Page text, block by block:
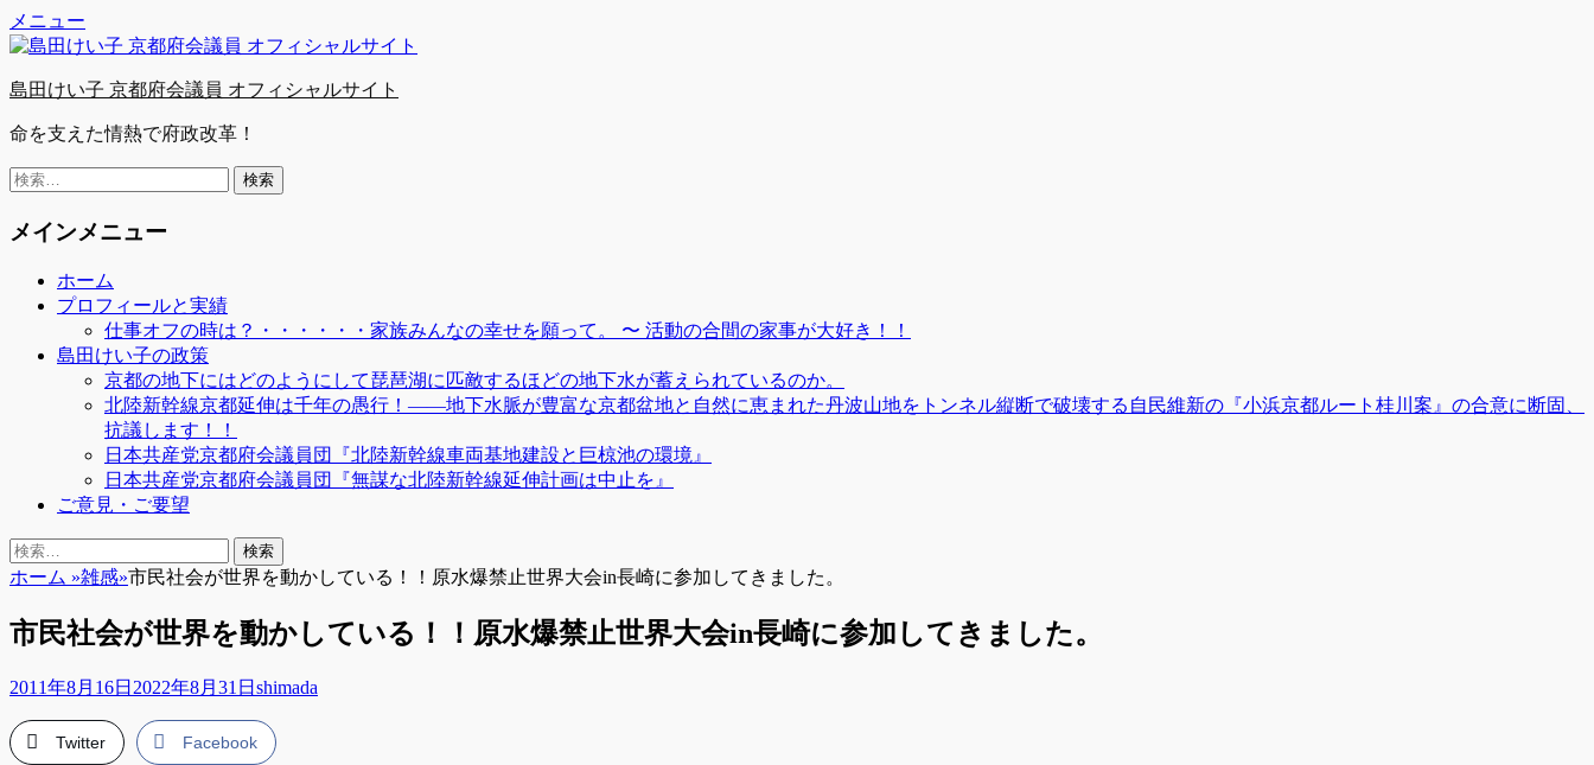
コ
ン
ン
へ
ス
キ
ッ
プ
Facebook
Twitter
YouTube
メニュー
島田けい子 京都府会議員 オフィシャルサイト
命を支えた情熱で府政改革！
検
メインメニュー
ホーム
プロフィールと実績
仕事オフの時は？・・・・・・家族みんなの幸せを願って。 〜 活動の合間の家事が大好き！！
島田けい子の政策
京都の地下にはどのようにして琵琶湖に匹敵するほどの地下水が蓄えられているのか。
北陸新幹線京都延伸は千年の愚行！――地下水脈が豊富な京都盆地と自然に恵まれた丹波山地をトンネル縦断で破壊する自民維新の『小浜京都ルート桂川案』の合意に断固、
抗議します！！
日本共産党京都府会議員団『北陸新幹線車両基地建設と巨椋池の環境』
日本共産党京都府会議員団『無謀な北陸新幹線延伸計画は中止を』
ご意見・ご要望
検
索
検
索:
ホーム »雑感»市民社会が世界を動かしている！！原水爆禁止世界大会in長崎に参加してきました。
市民社会が世界を動かしている！！原水爆禁止世界大会in長崎に参加してきました。
投
日
2011年8月16日 2022年8月31日 投
者
shimada
Twitter Facebook